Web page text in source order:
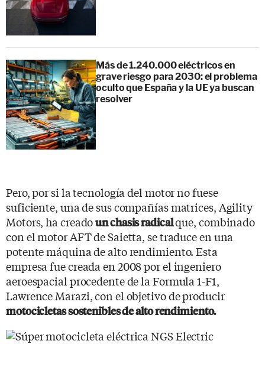
Más de 1.240.000 eléctricos en
grave riesgo para 2030: el problema
oculto que España y la UE ya buscan
resolver
Pero, por si la tecnología del motor no fuese
suficiente, una de sus compañías matrices, Agility
Motors, ha creadoun chasis radicalque, combinado
con el motor AFT de Saietta, se traduce en una
potente máquina de alto rendimiento. Esta
empresa fue creada en 2008 por el ingeniero
aeroespacial procedente de la Formula 1-F1,
Lawrence Marazi, con el objetivo de producir
motocicletas sostenibles de alto rendimiento.